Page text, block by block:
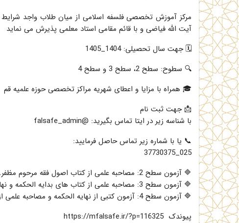
مرکز آموزش تخصصی فلسفه اسلامی از میان طلاب واجد
آیت الله فیاضی و با قائم مقامی استاد معلمی پذیرش می نماید
🗓 جهت سال تحصیلی: 1404_1405
🔍 سطوح: سطح 2، سطح 3 و سطح 4
🎓 همراه با مزایا و اعطای شهریه مراکز تخصصی حوزه علمیه قم
📩 جهت ثبت نام
با شناسه زیر در ایتا تماس بگیرید: @falsafe_admin
📞 یا با شماره زیر تماس حاصل فرمایید:
025_37730375
🔷 آزمون سطح 2: مصاحبه علمی از کتاب اصول فقه مرحوم مظفر.
🔷 آزمون سطح 3: مصاحبه علمی از کتاب های بدایه الحکمه و نهایه الحکمه.
🔷 آزمون سطح 4: آزمون کتبی از نهایه الحکمه و مصاحبه علمی از شواهد الربوبیه
پیوندک https://mfalsafe.ir/?p=116325